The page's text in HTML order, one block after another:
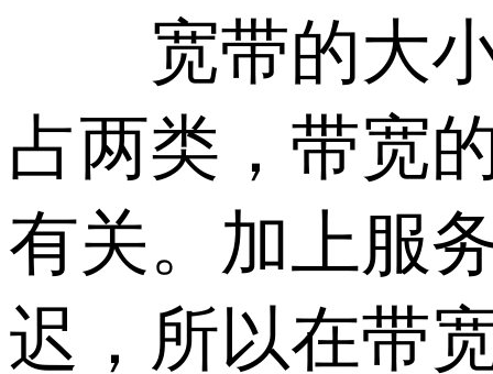
宽带的大小
占两类，带宽
有关。加上服
迟，所以在带